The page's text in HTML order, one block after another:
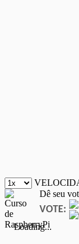
Dê seu
VOTE:
Loading...